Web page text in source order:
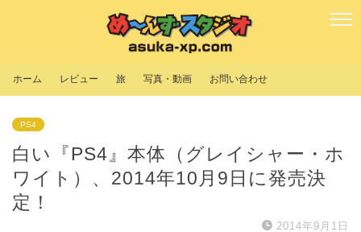
ホーム レビュー 旅 写真・動画 お問い合わせ
PS4
白い『PS4』本体（グレイシャー・ホ
ワイト）、2014年10月9日に発売決
定！
2014年9月1日